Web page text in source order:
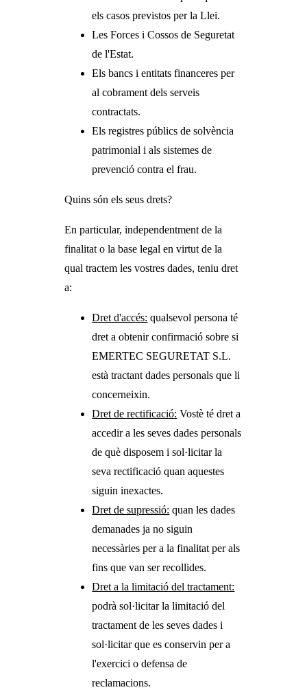
els casos previstos per la Llei.
Les Forces i Cossos de Seguretat
de l'Estat.
Els bancs i entitats financeres per
al cobrament dels serveis
contractats.
Els registres públics de solvència
patrimonial i als sistemes de
prevenció contra el frau.
Quins són els seus drets?
En particular, independentment de la
finalitat o la base legal en virtut de la
qual tractem les vostres dades, teniu dret
a:
Dret d'accés: qualsevol persona té
dret a obtenir confirmació sobre si
EMERTEC SEGURETAT S.L.
està tractant dades personals que li
concerneixin.
Dret de rectificació: Vostè té dret a
accedir a les seves dades personals
de què disposem i sol·licitar la
seva rectificació quan aquestes
siguin inexactes.
Dret de supressió: quan les dades
demanades ja no siguin
necessàries per a la finalitat per als
fins que van ser recollides.
Dret a la limitació del tractament:
podrà sol·licitar la limitació del
tractament de les seves dades i
sol·licitar que es conservin per a
l'exercici o defensa de
reclamacions.